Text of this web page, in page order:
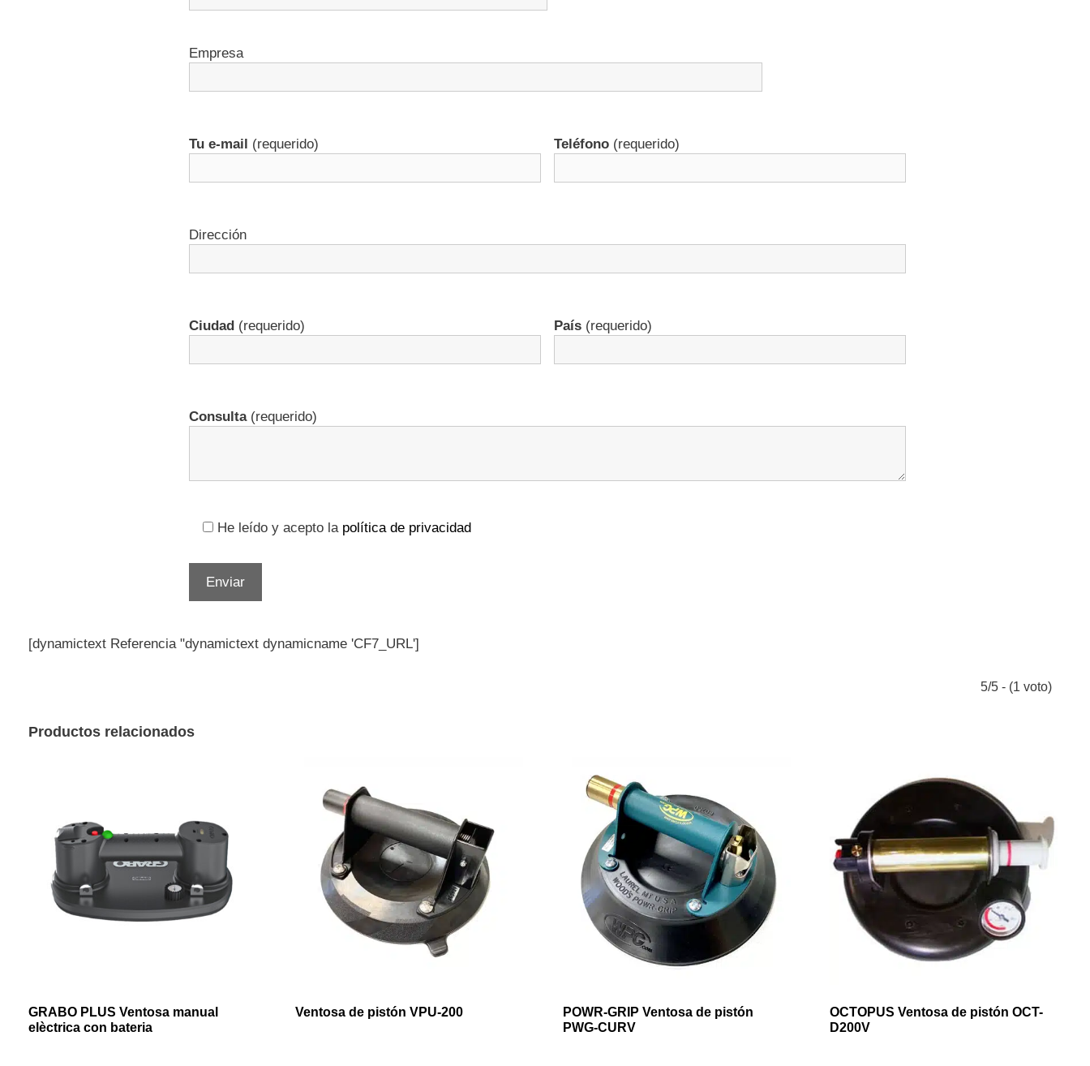
Empresa
Tu e-mail (requerido) Teléfono (requerido)
Dirección
Ciudad (requerido) País (requerido)
Consulta(requerido)
He leído y acepto la política de privacidad
[dynamictext Referencia "dynamictext dynamicname 'CF7_URL']
5/5 - (1 voto)
Productos relacionados
GRABO PLUS Ventosa manual
elèctrica con bateria
Ventosa de pistón VPU-200
POWR-GRIP Ventosa de pistón
PWG-CURV
OCTOPUS Ventosa de pistón OCT-
D200V